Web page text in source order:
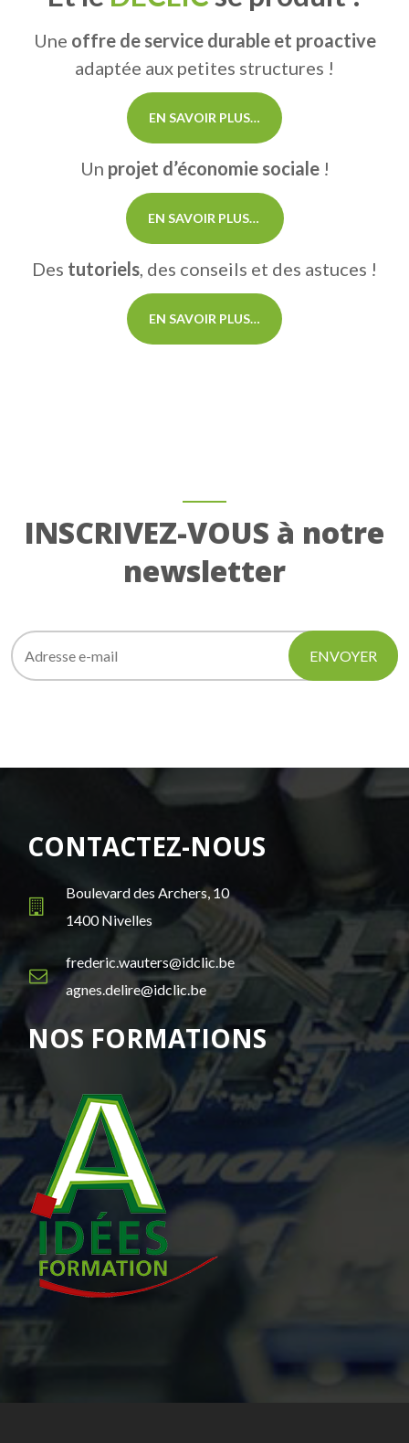
Une offre de service durable et proactive
adaptée aux petites structures !
EN SAVOIR PLUS…
Un projet d’économie sociale !
EN SAVOIR PLUS…
Des tutoriels, des conseils et des astuces !
EN SAVOIR PLUS…
INSCRIVEZ-VOUS à notre
newsletter
ENVOYER
CONTACTEZ-NOUS
Boulevard des Archers, 10
1400 Nivelles
frederic.wauters@idclic.be
agnes.delire@idclic.be
NOS FORMATIONS